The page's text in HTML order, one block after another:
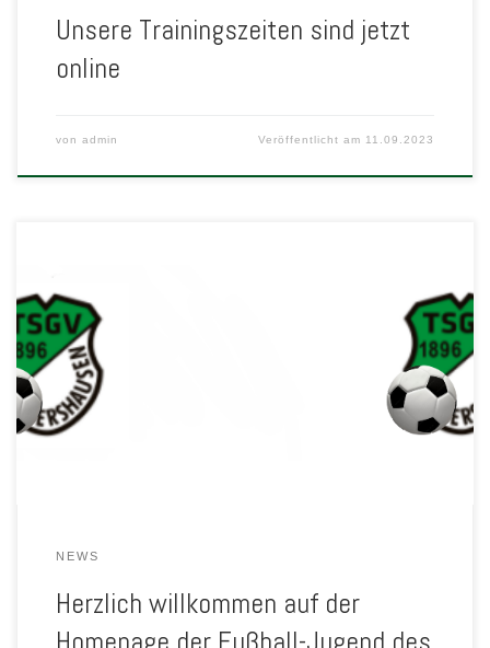
Unsere Trainingszeiten sind jetzt
online
von admin Veröffentlicht am 11.09.2023
Wir sind momentan dabei, alle Informationen für die neue Saison
zusammenzutragen und hier nach und nach zu veröffentlichen.
Schaut einfach wieder vorbei.
NEWS
Herzlich willkommen auf der